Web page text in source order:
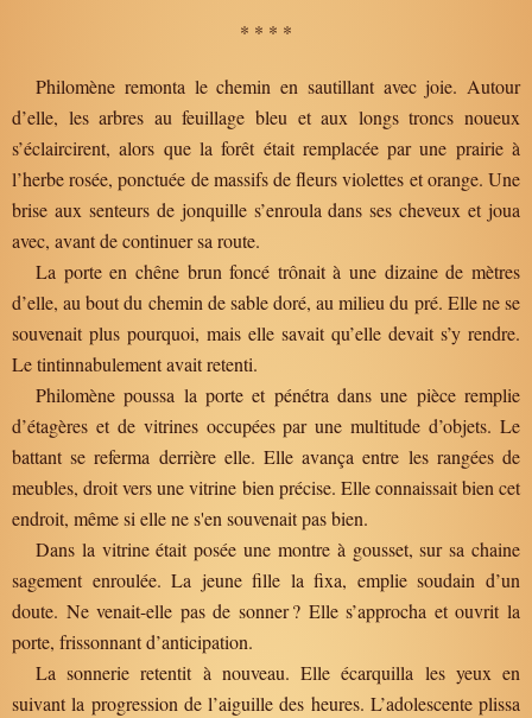
* * * *
Philomène remonta le chemin en sautillant avec joie. Autour
d’elle, les arbres au feuillage bleu et aux longs troncs noueux
s’éclaircirent, alors que la forêt était remplacée par une prairie à
l’herbe rosée, ponctuée de massifs de fleurs violettes et orange. Une
brise aux senteurs de jonquille s’enroula dans ses cheveux et joua
avec, avant de continuer sa route.
La porte en chêne brun foncé trônait à une dizaine de mètres
d’elle, au bout du chemin de sable doré, au milieu du pré. Elle ne se
souvenait plus pourquoi, mais elle savait qu’elle devait s’y rendre.
Le tintinnabulement avait retenti.
Philomène poussa la porte et pénétra dans une pièce remplie
d’étagères et de vitrines occupées par une multitude d’objets. Le
battant se referma derrière elle. Elle avança entre les rangées de
meubles, droit vers une vitrine bien précise. Elle connaissait bien cet
endroit, même si elle ne s'en souvenait pas bien.
Dans la vitrine était posée une montre à gousset, sur sa chaine
sagement enroulée. La jeune fille la fixa, emplie soudain d’un
doute. Ne venait-elle pas de sonner ? Elle s’approcha et ouvrit la
porte, frissonnant d’anticipation.
La sonnerie retentit à nouveau. Elle écarquilla les yeux en
suivant la progression de l’aiguille des heures. L’adolescente plissa